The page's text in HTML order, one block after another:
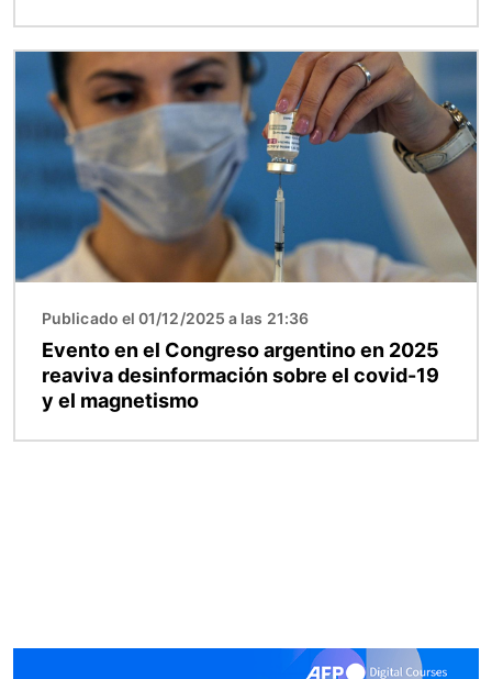
Imagen
Publicado el 01/12/2025 a las 21:36
Evento en el Congreso argentino en 2025
reaviva desinformación sobre el covid-19
y el magnetismo